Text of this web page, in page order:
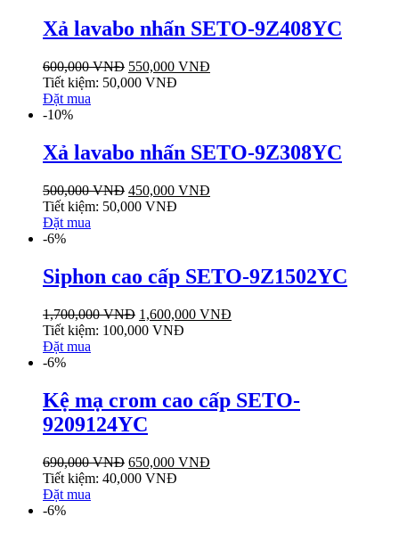
Xả lavabo nhấn SETO-9Z408YC
600,000VNĐ 550,000 VNĐ
Tiết kiệm: 50,000 VNĐ
Đặt mua
-10%
Xả lavabo nhấn SETO-9Z308YC
500,000VNĐ 450,000 VNĐ
Tiết kiệm: 50,000 VNĐ
Đặt mua
-6%
Siphon cao cấp SETO-9Z1502YC
1,700,000VNĐ 1,600,000 VNĐ
Tiết kiệm: 100,000 VNĐ
Đặt mua
-6%
Kệ mạ crom cao cấp SETO-
9209124YC
690,000VNĐ 650,000 VNĐ
Tiết kiệm: 40,000 VNĐ
Đặt mua
-6%